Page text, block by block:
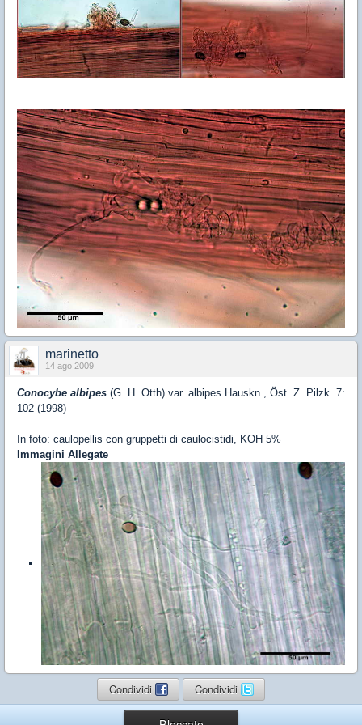
marinetto
14 ago 2009
Conocybe albipes (G. H. Otth) var. albipes Hauskn., Öst. Z. Pilzk. 7:
102 (1998)
In foto: caulopellis con gruppetti di caulocistidi, KOH 5%
Immagini Allegate
Condividi Condividi